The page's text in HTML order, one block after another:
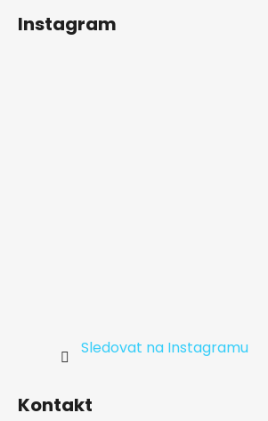
Instagram
Sledovat na Instagramu
Kontakt